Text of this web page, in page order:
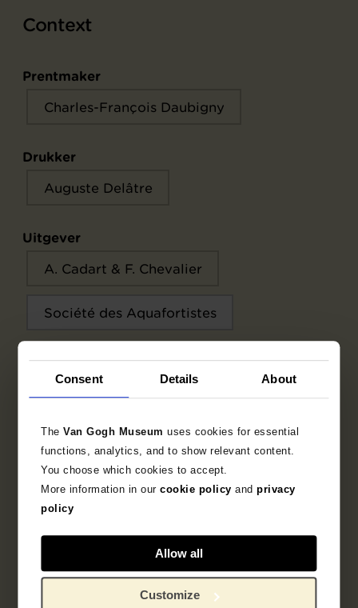
Consent Details About
TheVan Gogh Museumuses cookies for essential
functions, analytics, and to show relevant content.
You choose which cookies to accept.
More information in ourcookie policy andprivacy
policy
Allow all
Customize
Context
Prentmaker
Charles-François Daubigny
Drukker
Auguste Delâtre
Uitgever
A. Cadart & F. Chevalier
Société des Aquafortistes
Objectgegevens
Opschriften / merken
Literatuur